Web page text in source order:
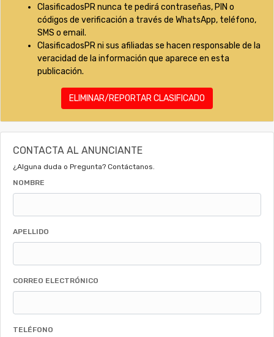
ClasificadosPR nunca te pedirá contraseñas, PIN o
códigos de verificación a través de WhatsApp, teléfono,
SMS o email.
ClasificadosPR ni sus afiliadas se hacen responsable de la
veracidad de la información que aparece en esta
publicación.
ELIMINAR/REPORTAR CLASIFICADO
CONTACTA AL ANUNCIANTE
¿Alguna duda o Pregunta? Contáctanos.
NOMBRE
APELLIDO
CORREO ELECTRÓNICO
TELÉFONO